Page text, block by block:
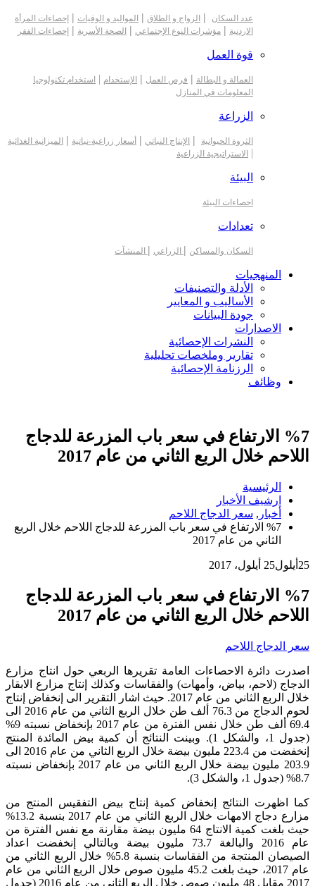
عدد السكان | الزواج و الطلاق | المواليد و الوفيات | إحصاءات المرأة
الاردنية | مؤشرات النوع الإجتماعي | الصحة الأسرية | إحصاءات الفقر
قوة العمل
العمالة و البطالة | فرص العمل | الإستخدام |
استخدام تكنولوجيا
المعلومات في المنازل
الزراعة
الثروة الحيوانية | الإنتاج النباتي | أسعار زراعية-نباتية | الميزانية الغذائية
| الاستراتيجية الزراعية
البيئة
احصاءات البيئة
تعدادات
السكان والمساكن | الزراعي | المنشآت
المنهجيات
الأدلة والتصنيفات
الأساليب و المعايير
جودة البيانات
الاصدارات
النشرات الإحصائية
تقارير وملخصات تحليلية
الرزنامة الإحصائية
وظائف
%7 الارتفاع في سعر باب المزرعة للدجاج
اللاحم خلال الربع الثاني من عام 2017
الرئيسية
ارشيف الأخبار
أخبار , سعر الدجاج اللاحم
%7 الارتفاع في سعر باب المزرعة للدجاج اللاحم خلال الربع
الثاني من عام 2017
25 أيلول25 أيلول، 2017
%7 الارتفاع في سعر باب المزرعة للدجاج
اللاحم خلال الربع الثاني من عام 2017
سعر الدجاج اللاحم
اصدرت دائرة الاحصاءات العامة تقريرها الربعي حول انتاج مزارع
الدجاج (لاحم، بياض، وأمهات) والفقاسات وكذلك إنتاج مزارع الابقار
خلال الربع الثاني من عام 2017. حيث اشار التقرير الى إنخفاض إنتاج
لحوم الدجاج من 76.3 ألف طن خلال الربع الثاني من عام 2016 الى
69.4 ألف طن خلال نفس الفترة من عام 2017 بإنخفاض نسبته 9%
(جدول 1، والشكل 1). وبينت النتائج أن كمية بيض المائدة المنتج
إنخفضت من 223.4 مليون بيضة خلال الربع الثاني من عام 2016 الى
203.9 مليون بيضة خلال الربع الثاني من عام 2017 بإنخفاض نسبته
8.7% (جدول 1، والشكل 3).
كما اظهرت النتائج إنخفاض كمية إنتاج بيض التفقيس المنتج من
مزارع دجاج الامهات خلال الربع الثاني من عام 2017 بنسبة 13.2%
حيث بلغت كمية الانتاج 64 مليون بيضة مقارنة مع نفس الفترة من
عام 2016 والبالغة 73.7 مليون بيضة وبالتالي إنخفضت اعداد
الصيصان المنتجة من الفقاسات بنسبة 5.8% خلال الربع الثاني من
عام 2017، حيث بلغت 45.2 مليون صوص خلال الربع الثاني من عام
2017 مقابل 48 مليون صوص خلال الربع الثاني من عام 2016 (جدول